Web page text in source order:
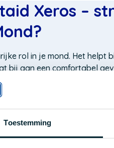
Toestemming
Xeros –
rol in je mond. Het helpt
bij aan een comfortabel
is, kan dat zorgen voor een
bewezen producten van